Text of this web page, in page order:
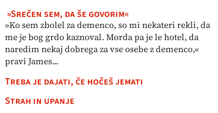
»Srečen sem, da še govorim«
»Ko sem zbolel za demenco, so mi nekateri rekli, da
me je bog grdo kaznoval. Morda pa je le hotel, da
naredim nekaj dobrega za vse osebe z demenco,«
pravi James...
Treba je dajati, če hočeš jemati
Strah in upanje